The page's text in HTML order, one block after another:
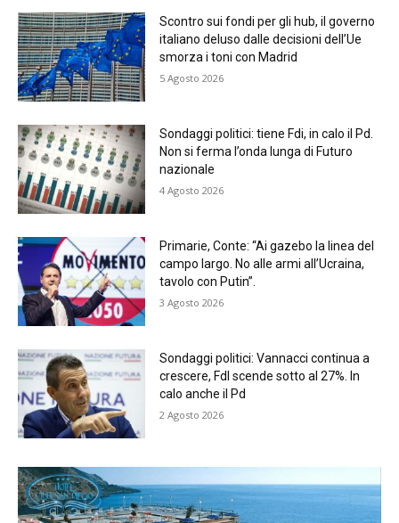
Scontro sui fondi per gli hub, il governo
italiano deluso dalle decisioni dell’Ue
smorza i toni con Madrid
5 Agosto 2026
Sondaggi politici: tiene Fdi, in calo il Pd.
Non si ferma l’onda lunga di Futuro
nazionale
4 Agosto 2026
Primarie, Conte: “Ai gazebo la linea del
campo largo. No alle armi all’Ucraina,
tavolo con Putin”.
3 Agosto 2026
Sondaggi politici: Vannacci continua a
crescere, FdI scende sotto al 27%. In
calo anche il Pd
2 Agosto 2026